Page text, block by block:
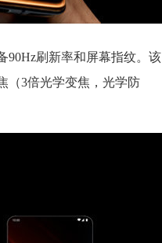
90Hz刷新率和屏幕指纹。该
（3倍光学变焦，光学防